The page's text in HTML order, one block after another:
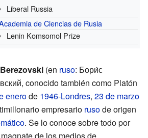
Liberal Russia
de Ciencias de Rusia
Lenin Komsomol Prize
(en ruso: Бори́с
conocido también como Platón
enerode 1946-Londres, 23 de marzo
empresario rusode origen
. Se lo conoce sobre todo por
de los medios de